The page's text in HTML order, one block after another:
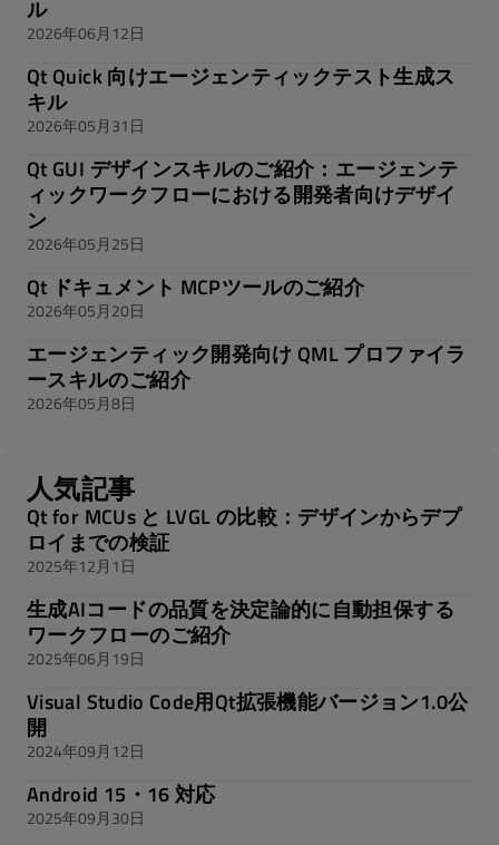
ル
2026年06月12日
Qt Quick 向けエージェンティックテスト生成ス
キル
2026年05月31日
Qt GUI デザインスキルのご紹介：エージェンテ
ィックワークフローにおける開発者向けデザイ
ン
2026年05月25日
Qt ドキュメント MCPツールのご紹介
2026年05月20日
エージェンティック開発向け QML プロファイラ
ースキルのご紹介
2026年05月8日
人気記事
Qt for MCUs と LVGL の比較：デザインからデプ
ロイまでの検証
2025年12月1日
生成AIコードの品質を決定論的に自動担保する
ワークフローのご紹介
2025年06月19日
Visual Studio Code用Qt拡張機能バージョン1.0公
開
2024年09月12日
Android 15・16 対応
2025年09月30日